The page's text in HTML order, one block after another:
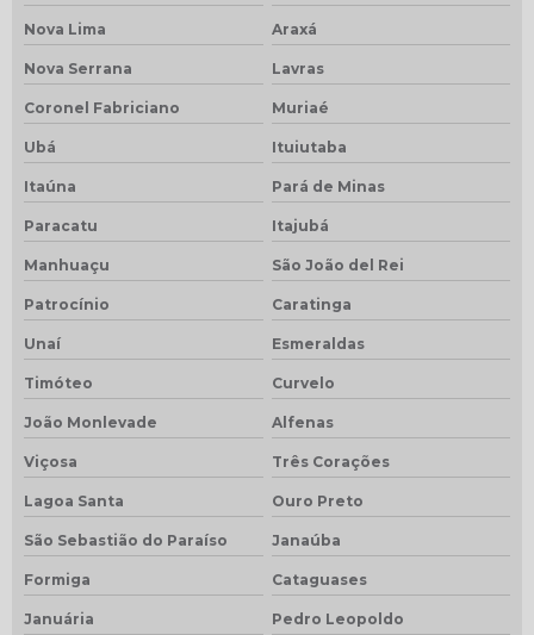
Nova Lima Araxá
Nova Serrana Lavras
Coronel Fabriciano Muriaé
Ubá Ituiutaba
Itaúna Pará de Minas
Paracatu Itajubá
Manhuaçu São João del Rei
Patrocínio Caratinga
Unaí Esmeraldas
Timóteo Curvelo
João Monlevade Alfenas
Viçosa Três Corações
Lagoa Santa Ouro Preto
São Sebastião do Paraíso Janaúba
Formiga Cataguases
Januária Pedro Leopoldo